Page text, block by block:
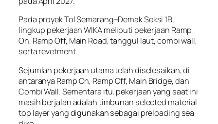
Pada proyek Tol Semarang–Demak Seksi 1B,
lingkup pekerjaan WIKA meliputi pekerjaan Ramp
On, Ramp Off, Main Road, tanggul laut, combi wall,
serta revetment.
Sejumlah pekerjaan utama telah diselesaikan, di
antaranya Ramp On, Ramp Off, Main Bridge, dan
Combi Wall. Sementara itu, pekerjaan yang saat ini
masih berjalan adalah timbunan selected material
top layer yang digunakan sebagai preloading sea